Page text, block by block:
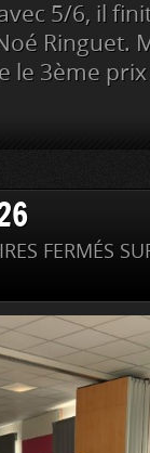
5/6, il
Ringuet.
le 3ème
FERMÉS